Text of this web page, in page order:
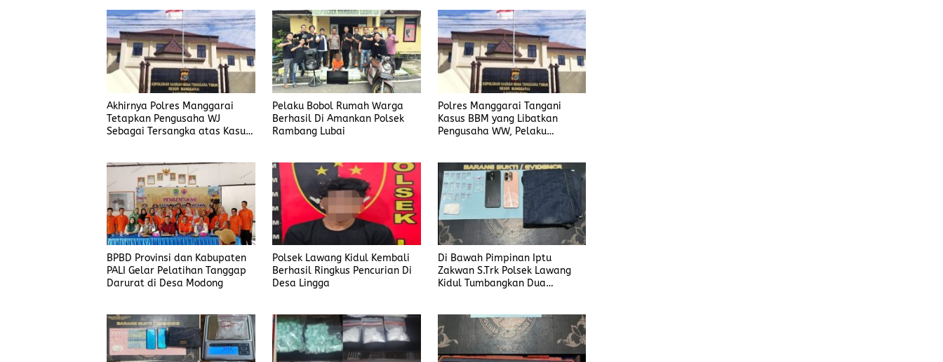
Akhirnya Polres Manggarai
Tetapkan Pengusaha WJ
Sebagai Tersangka atas Kasus
Pelaku Bobol Rumah Warga
Berhasil Di Amankan Polsek
Rambang Lubai
Polres Manggarai Tangani
Kasus BBM yang Libatkan
Pengusaha WW, Pelaku
BPBD Provinsi dan Kabupaten
PALI Gelar Pelatihan Tanggap
Darurat di Desa Modong
Polsek Lawang Kidul Kembali
Berhasil Ringkus Pencurian Di
Desa Lingga
Di Bawah Pimpinan Iptu
Zakwan S.Trk Polsek Lawang
Kidul Tumbangkan Dua